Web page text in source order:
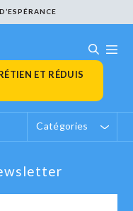
ET RÉDUIS
Catégories